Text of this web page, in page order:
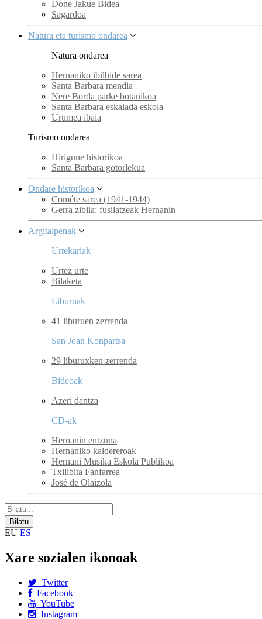
Done Jakue Bidea
Sagardoa
Natura eta turismo ondarea
Natura ondarea
Hernaniko ibilbide sarea
Santa Barbara mendia
Nere Borda parke botanikoa
Santa Barbara eskalada eskola
Urumea ibaia
Turismo ondarea
Hirigune historikoa
Santa Barbara gotorlekua
Ondare historikoa
Cométe sarea (1941-1944)
Gerra zibila: fusilatzeak Hernanin
Argitalpenak
Urtekariak
Urtez urte
Bilaketa
Liburuak
41 liburuen zerrenda
San Joan Konpartsa
29 liburuxken zerrenda
Bideoak
Azeri dantza
CD-ak
Hernanin entzuna
Hernaniko kaldereroak
Hernani Musika Eskola Publikoa
Txilibita Fanfarrea
José de Olaizola
EU ES
Xare sozialen ikonoak
Twitter
Facebook
YouTube
Instagram